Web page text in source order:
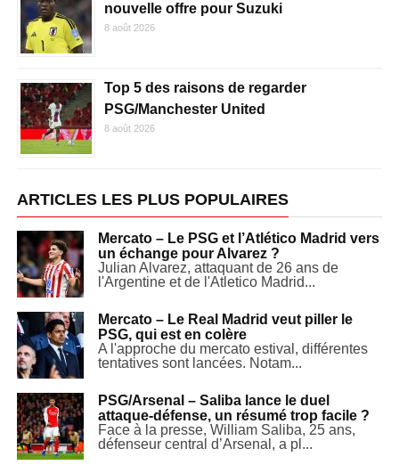
nouvelle offre pour Suzuki
8 août 2026
Top 5 des raisons de regarder
PSG/Manchester United
8 août 2026
ARTICLES LES PLUS POPULAIRES
Mercato – Le PSG et l’Atlético Madrid vers
un échange pour Alvarez ?
Julian Alvarez, attaquant de 26 ans de
l'Argentine et de l'Atletico Madrid...
Mercato – Le Real Madrid veut piller le
PSG, qui est en colère
A l'approche du mercato estival, différentes
tentatives sont lancées. Notam...
PSG/Arsenal – Saliba lance le duel
attaque-défense, un résumé trop facile ?
Face à la presse, William Saliba, 25 ans,
défenseur central d’Arsenal, a pl...